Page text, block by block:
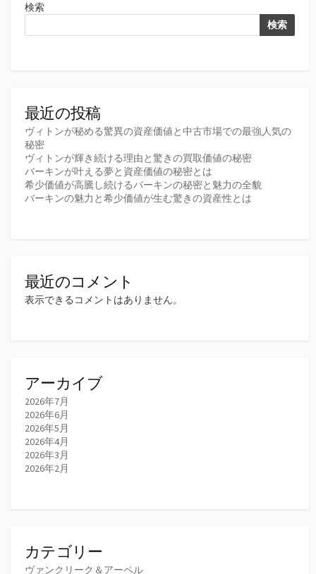
検索
検索
最近の投稿
ヴィトンが秘める驚異の資産価値と中古市場での最強人気の
秘密
ヴィトンが輝き続ける理由と驚きの買取価値の秘密
バーキンが叶える夢と資産価値の秘密とは
希少価値が高騰し続けるバーキンの秘密と魅力の全貌
バーキンの魅力と希少価値が生む驚きの資産性とは
最近のコメント
表示できるコメントはありません。
アーカイブ
2026年7月
2026年6月
2026年5月
2026年4月
2026年3月
2026年2月
カテゴリー
ヴァンクリーク＆アーペル